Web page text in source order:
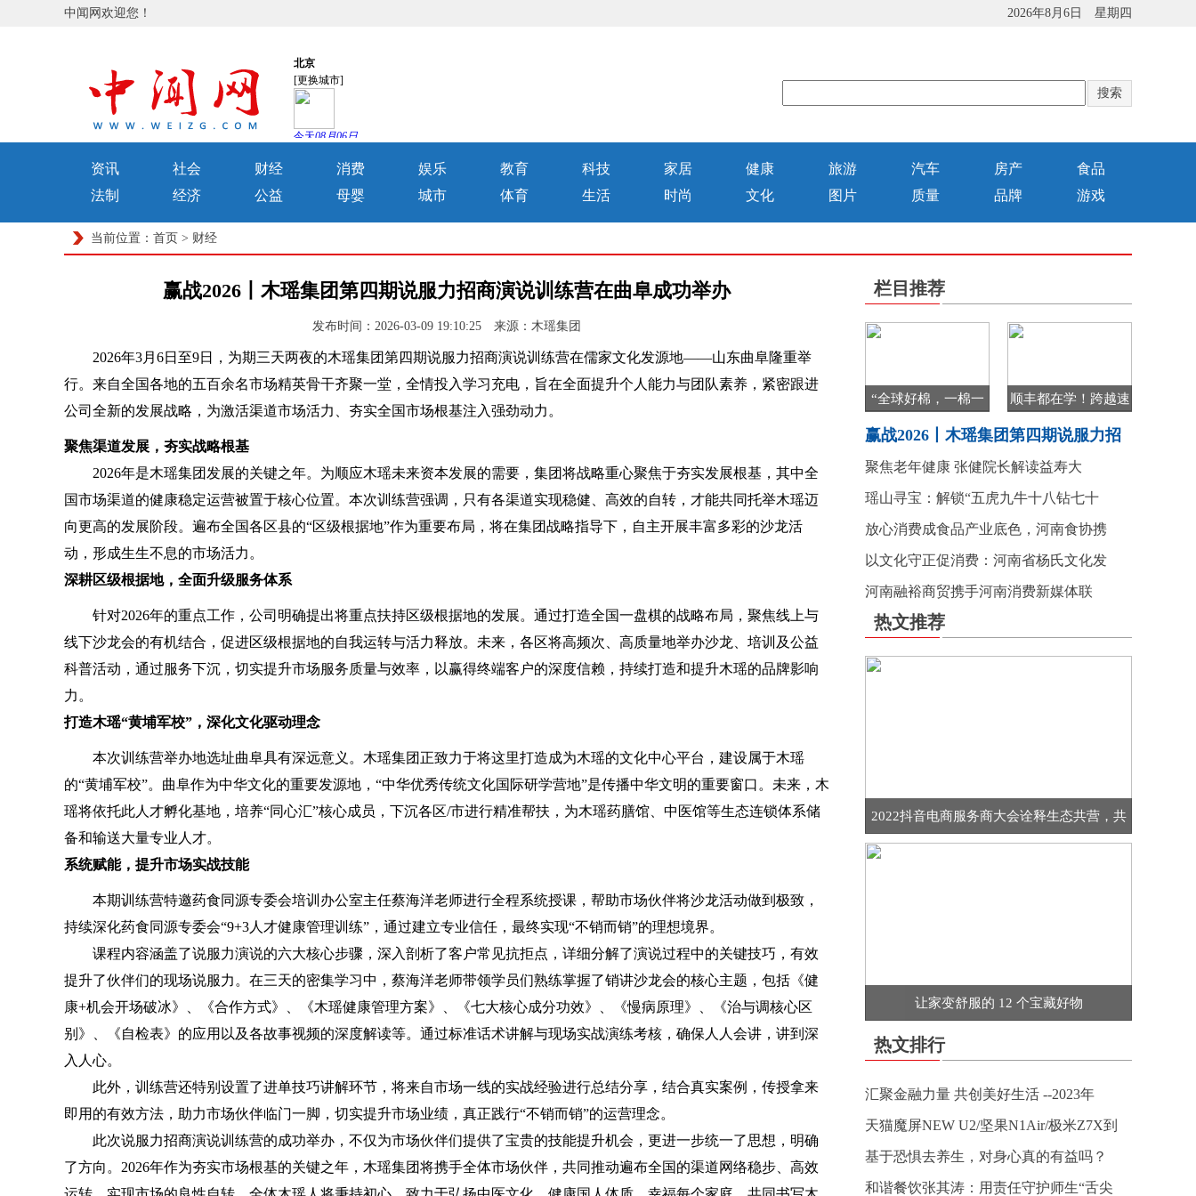
中闻网欢迎您！ 2026年8月6日 星期四
资讯 社会 财经 消费 娱乐 教育 科技 家居 健康 旅游 汽车 房产
食品
法制
经济 公益 母婴 城市 体育 生活 时尚 文化 图片 质量 品牌 游戏
当前位置： 首页 > 财经
赢战2026丨木瑶集团第四期说服力招商演说训练营在曲阜成功举办
发布时间：2026-03-09 19:10:25 来源：木瑶集团
2026年3月6日至9日，为期三天两夜的木瑶集团第四期说服力招商演说训练营在儒家文化发源地——山东曲阜隆重举
行。来自全国各地的五百余名市场精英骨干齐聚一堂，全情投入学习充电，旨在全面提升个人能力与团队素养，紧密跟进
公司全新的发展战略，为激活渠道市场活力、夯实全国市场根基注入强劲动力。
聚焦渠道发展，夯实战略根基
2026年是木瑶集团发展的关键之年。为顺应木瑶未来资本发展的需要，集团将战略重心聚焦于夯实发展根基，其中全
国市场渠道的健康稳定运营被置于核心位置。本次训练营强调，只有各渠道实现稳健、高效的自转，才能共同托举木瑶迈
向更高的发展阶段。遍布全国各区县的“区级根据地”作为重要布局，将在集团战略指导下，自主开展丰富多彩的沙龙活
动，形成生生不息的市场活力。
深耕区级根据地，全面升级服务体系
针对2026年的重点工作，公司明确提出将重点扶持区级根据地的发展。通过打造全国一盘棋的战略布局，聚焦线上与
线下沙龙会的有机结合，促进区级根据地的自我运转与活力释放。未来，各区将高频次、高质量地举办沙龙、培训及公益
科普活动，通过服务下沉，切实提升市场服务质量与效率，以赢得终端客户的深度信赖，持续打造和提升木瑶的品牌影响
力。
打造木瑶“黄埔军校”，深化文化驱动理念
本次训练营举办地选址曲阜具有深远意义。木瑶集团正致力于将这里打造成为木瑶的文化中心平台，建设属于木瑶
的“黄埔军校”。曲阜作为中华文化的重要发源地，“中华优秀传统文化国际研学营地”是传播中华文明的重要窗口。未来，木
瑶将依托此人才孵化基地，培养“同心汇”核心成员，下沉各区/市进行精准帮扶，为木瑶药膳馆、中医馆等生态连锁体系储
备和输送大量专业人才。
系统赋能，提升市场实战技能
本期训练营特邀药食同源专委会培训办公室主任蔡海洋老师进行全程系统授课，帮助市场伙伴将沙龙活动做到极致，
持续深化药食同源专委会“9+3人才健康管理训练”，通过建立专业信任，最终实现“不销而销”的理想境界。
课程内容涵盖了说服力演说的六大核心步骤，深入剖析了客户常见抗拒点，详细分解了演说过程中的关键技巧，有效
提升了伙伴们的现场说服力。在三天的密集学习中，蔡海洋老师带领学员们熟练掌握了销讲沙龙会的核心主题，包括《健
康+机会开场破冰》、《合作方式》、《木瑶健康管理方案》、《七大核心成分功效》、《慢病原理》、《治与调核心区
别》、《自检表》的应用以及各故事视频的深度解读等。通过标准话术讲解与现场实战演练考核，确保人人会讲，讲到深
入人心。
此外，训练营还特别设置了进单技巧讲解环节，将来自市场一线的实战经验进行总结分享，结合真实案例，传授拿来
即用的有效方法，助力市场伙伴临门一脚，切实提升市场业绩，真正践行“不销而销”的运营理念。
此次说服力招商演说训练营的成功举办，不仅为市场伙伴们提供了宝贵的技能提升机会，更进一步统一了思想，明确
了方向。2026年作为夯实市场根基的关键之年，木瑶集团将携手全体市场伙伴，共同推动遍布全国的渠道网络稳步、高效
栏目推荐
“全球好棉，一棉一 顺丰都在学！跨越速
赢战2026丨木瑶集团第四期说服力招
聚焦老年健康 张健院长解读益寿大
瑶山寻宝：解锁“五虎九牛十八钻七十
放心消费成食品产业底色，河南食协携
以文化守正促消费：河南省杨氏文化发
河南融裕商贸携手河南消费新媒体联
热文推荐
2022抖音电商服务商大会诠释生态共营，共
让家变舒服的 12 个宝藏好物
热文排行
汇聚金融力量 共创美好生活 --2023年
天猫魔屏NEW U2/坚果N1Air/极米Z7X到
基于恐惧去养生，对身心真的有益吗？
和谐餐饮张其涛：用责任守护师生“舌尖